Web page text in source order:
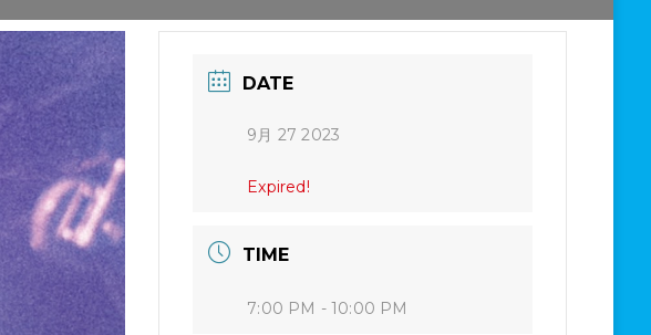
DATE
9月 27 2023
Expired!
TIME
7:00 PM - 10:00 PM